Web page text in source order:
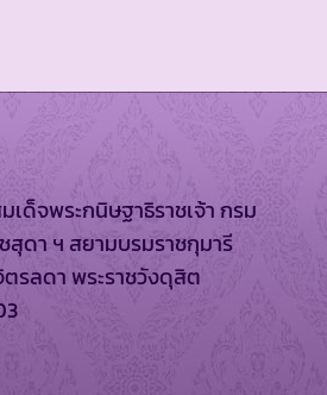
ด็จพระกนิษฐาธิราชเจ้า กรม
สุดา ฯ สยามบรมราชกุมารี
รลดา พระราชวังดุสิต